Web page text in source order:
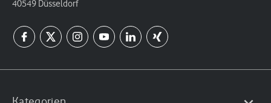
40549 Düsseldorf